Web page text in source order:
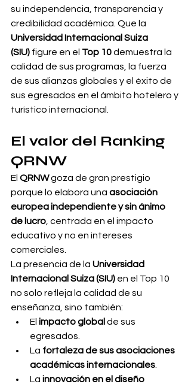
su independencia, transparencia y
credibilidad académica. Que la
Universidad Internacional Suiza
(SIU) figure en el Top 10 demuestra la
calidad de sus programas, la fuerza
de sus alianzas globales y el éxito de
sus egresados en el ámbito hotelero y
turístico internacional.
El valor del Ranking
QRNW
El QRNW goza de gran prestigio
porque lo elabora una asociación
europea independiente y sin ánimo
de lucro , centrada en el impacto
educativo y no en intereses
comerciales.
La presencia de la Universidad
Internacional Suiza (SIU) en el Top 10
no solo refleja la calidad de su
enseñanza, sino también:
El impacto global de sus
egresados.
La fortaleza de sus asociaciones
académicas internacionales
La innovación en el diseño